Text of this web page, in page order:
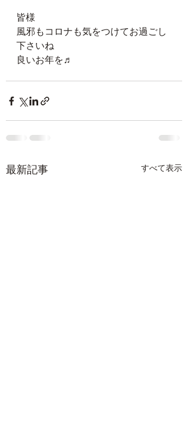
皆様
風邪もコロナも気をつけてお過ごし
下さいね
良いお年を♬
最新記事 すべて表示